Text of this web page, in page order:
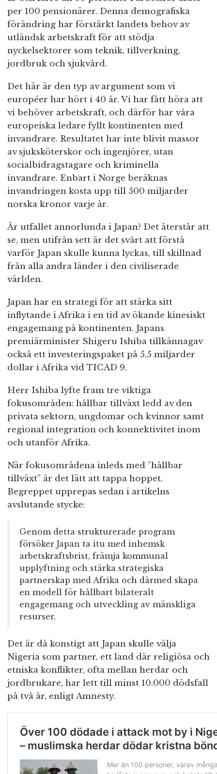
per 100 pensionärer. Denna demografiska
förändring har förstärkt landets behov av
utländsk arbetskraft för att stödja
nyckelsektorer som teknik, tillverkning,
jordbruk och sjukvård.
Det här är den typ av argument som vi
européer har hört i 40 år. Vi har fått höra att
vi behöver arbetskraft, och därför har våra
europeiska ledare fyllt kontinenten med
invandrare. Resultatet har inte blivit massor
av sjuksköterskor och ingenjörer, utan
socialbidragstagare och kriminella
invandrare. Enbart i Norge beräknas
invandringen kosta upp till 500 miljarder
norska kronor varje år.
Är utfallet annorlunda i Japan? Det återstår att
se, men utifrån sett är det svårt att förstå
varför Japan skulle kunna lyckas, till skillnad
från alla andra länder i den civiliserade
världen.
Japan har en strategi för att stärka sitt
inflytande i Afrika i en tid av ökande kinesiskt
engagemang på kontinenten. Japans
premiärminister Shigeru Ishiba tillkännagav
också ett investeringspaket på 5,5 miljarder
dollar i Afrika vid TICAD 9.
Herr Ishiba lyfte fram tre viktiga
fokusområden: hållbar tillväxt ledd av den
privata sektorn, ungdomar och kvinnor samt
regional integration och konnektivitet inom
och utanför Afrika.
När fokusområdena inleds med ”hållbar
tillväxt” är det lätt att tappa hoppet.
Begreppet upprepas sedan i artikelns
avslutande stycke:
Genom detta strukturerade program
försöker Japan ta itu med inhemsk
arbetskraftsbrist, främja kommunal
upplyftning och stärka strategiska
partnerskap med Afrika och därmed skapa
en modell för hållbart bilateralt
engagemang och utveckling av mänskliga
resurser.
Det är då konstigt att Japan skulle välja
Nigeria som partner, ett land där religiösa och
etniska konflikter, ofta mellan herdar och
jordbrukare, har lett till minst 10.000 dödsfall
på två år, enligt Amnesty.